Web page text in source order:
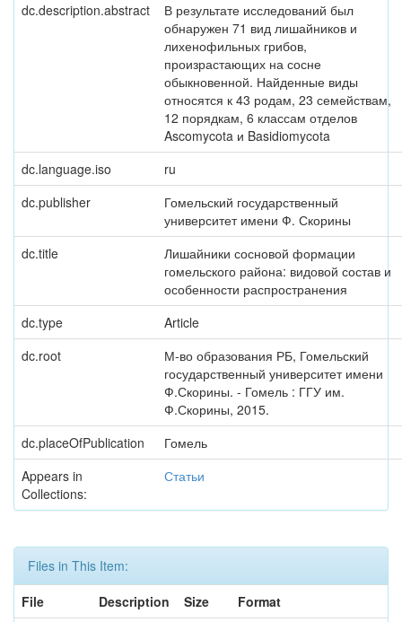
dc.description.abstract
В результате исследований был
обнаружен 71 вид лишайников и
лихенофильных грибов,
произрастающих на сосне
обыкновенной. Найденные виды
относятся к 43 родам, 23 семействам,
12 порядкам, 6 классам отделов
Ascomycota и Basidiomycota
dc.language.iso
ru
dc.publisher
Гомельский государственный
университет имени Ф. Скорины
dc.title
Лишайники сосновой формации
гомельского района: видовой состав и
особенности распространения
dc.type
Article
dc.root
М-во образования РБ, Гомельский
государственный университет имени
Ф.Скорины. - Гомель : ГГУ им.
Ф.Скорины, 2015.
dc.placeOfPublication
Гомель
Appears in
Collections:
Статьи
Files in This Item:
File
Description Size
Format